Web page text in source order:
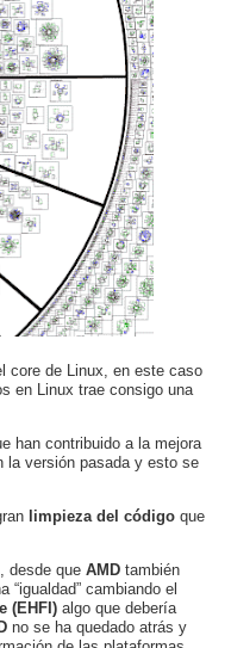
core de Linux, en este caso
en Linux trae consigo una
han contribuido a la mejora
la versión pasada y esto se
limpieza del código que
desde que AMD también
“igualdad” cambiando el
(EHFI) algo que debería
no se ha quedado atrás y